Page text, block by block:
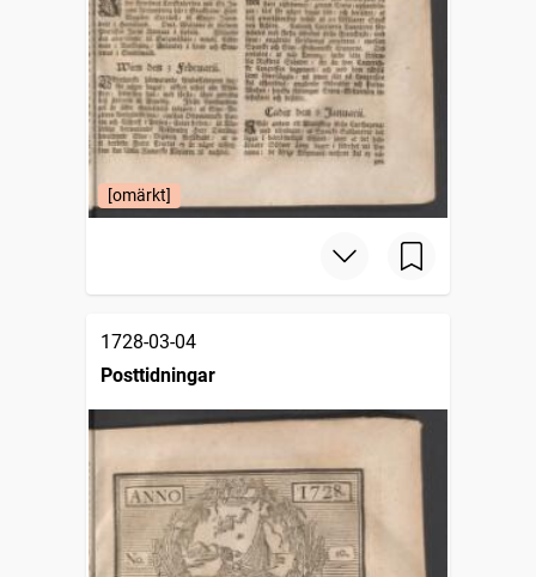
[omärkt]
1728-03-04
Posttidningar